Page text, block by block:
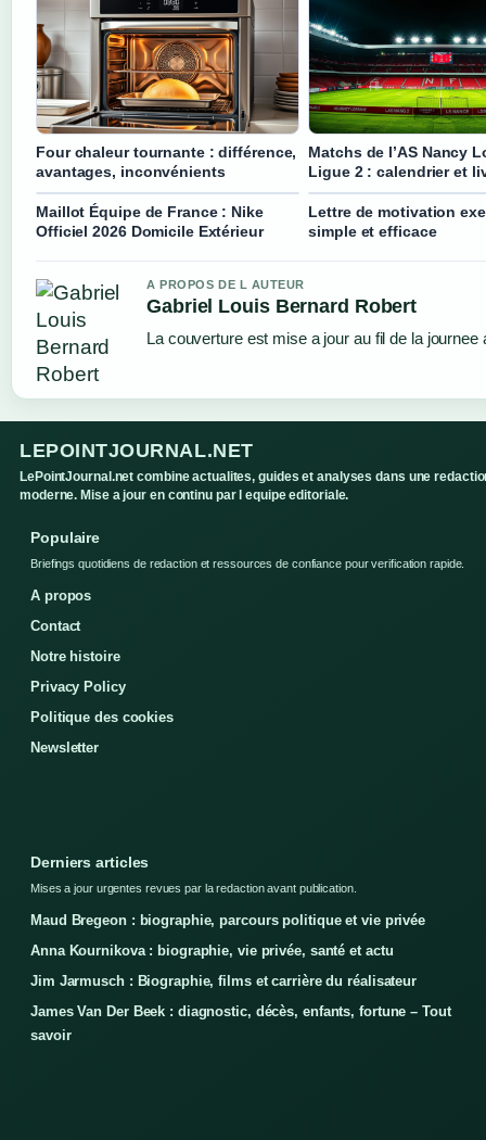
Four chaleur tournante : différence,
avantages, inconvénients
Matchs de l’AS Nancy
Ligue 2 : calendrier et
Maillot Équipe de France : Nike
Officiel 2026 Domicile Extérieur
Lettre de motivation
simple et efficace
A PROPOS DE L AUTEUR
Gabriel Louis Bernard Robert
La couverture est mise a jour au fil de la
LEPOINTJOURNAL.NET
LePointJournal.net combine actualites, guides et analyses dans une
moderne. Mise a jour en continu par l equipe editoriale.
Populaire
Briefings quotidiens de redaction et ressources de confiance pour verification rapide.
A propos
Contact
Notre histoire
Privacy Policy
Politique des cookies
Newsletter
Derniers articles
Mises a jour urgentes revues par la redaction avant publication.
Maud Bregeon : biographie, parcours politique et vie privée
Anna Kournikova : biographie, vie privée, santé et actu
Jim Jarmusch : Biographie, films et carrière du réalisateur
James Van Der Beek : diagnostic, décès, enfants, fortune – Tout
savoir